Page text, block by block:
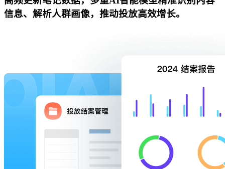
信息、解析人群画像，推动投放高效增长。